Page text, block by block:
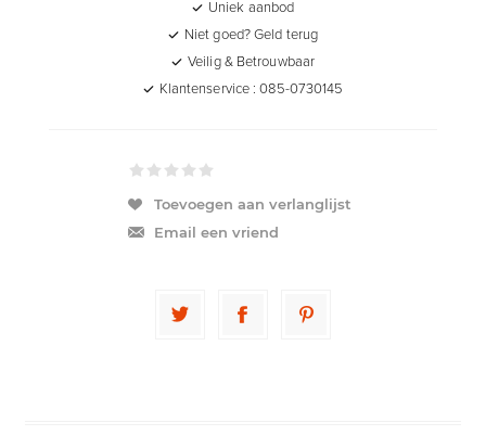
Uniek aanbod
Niet goed? Geld terug
Veilig & Betrouwbaar
Klantenservice : 085-0730145
Toevoegen aan verlanglijst
Email een vriend